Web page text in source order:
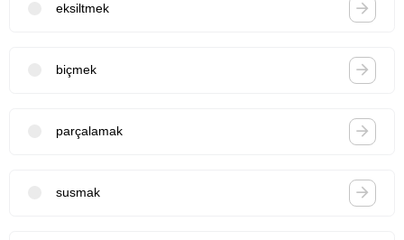
eksiltmek
biçmek
parçalamak
susmak